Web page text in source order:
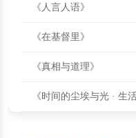
《人言人语》
《在基督里》
《真相与道理》
《时间的尘埃与光 · 生